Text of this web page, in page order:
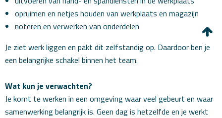
opruimen en netjes houden van werkplaats en magazijn
noteren en verwerken van onderdelen
Je ziet werk liggen en pakt dit zelfstandig op. Daardoor ben je
een belangrijke schakel binnen het team.
Wat kun je verwachten?
Je komt te werken in een omgeving waar veel gebeurt en waar
samenwerking belangrijk is. Geen dag is hetzelfde en je werkt